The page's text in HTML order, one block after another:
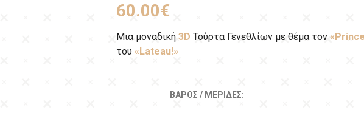
60.00€
Μια μοναδική 3D Τούρτα Γενεθλίων με θέμα τον
του «Lateau!»
ΒΆΡΟΣ / ΜΕΡΊΔΕΣ: